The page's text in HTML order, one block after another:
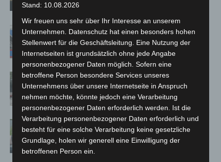
Mann läuft mit Hockeyschläger über
A7 – Polizei sucht Zeugen
Gasleitung bei McDonald’s-Umbau in
Langenhagen beschädigt
Langenhagen: Autofahrer mit 3,17
Promille aus dem Verkehr gezogen
Stand: 10.08.2026
Wir freuen uns sehr über Ihr Interesse an unserem
Unternehmen. Datenschutz hat einen besonders hohen
Stellenwert für die Geschäftsleitung. Eine Nutzung der
Internetseiten ist grundsätzlich ohne jede Angabe
personenbezogener Daten möglich. Sofern eine
betroffene Person besondere Services unseres
Unternehmens über unsere Internetseite in Anspruch
nehmen möchte, könnte jedoch eine Verarbeitung
personenbezogener Daten erforderlich werden. Ist die
Verarbeitung personenbezogener Daten erforderlich und
besteht für eine solche Verarbeitung keine gesetzliche
Grundlage, holen wir generell eine Einwilligung der
betroffenen Person ein.